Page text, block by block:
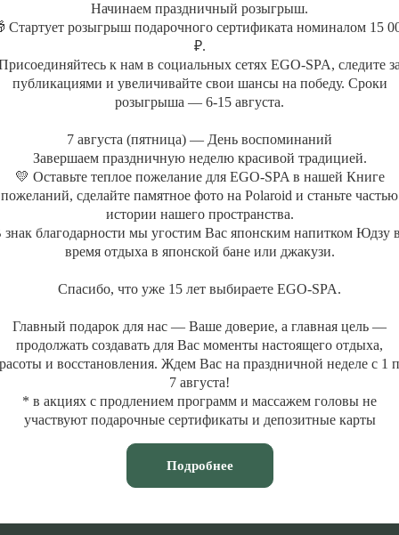
АКВАТЕРМАЛЬНАЯ ЗОНА
Джакузи
Японская баня
MENTAL
СПА-бутик
Депозитные
МАССАЖИ
Массажи
СПА-массажи
Фирменные массажи
Массажи лица
Абонементы массажа
Начинаем праздничный розыгрыш.
Стартует розыгрыш подарочного сертификата номиналом 15
₽.
к нам в социальных сетях EGO-SPA, следите за
публикациями и увеличивайте свои шансы на победу. Сроки
розыгрыша — 6-15 августа.
7 августа (пятница) — День воспоминаний
Завершаем праздничную неделю красивой традицией.
💛 Оставьте теплое пожелание для EGO-SPA в нашей Книге
пожеланий, сделайте памятное фото на Polaroid и станьте частью
истории нашего пространства.
знак благодарности мы угостим Вас японским напитком Юдзу
время отдыха в японской бане или джакузи.
Спасибо, что уже 15 лет выбираете EGO-SPA.
Главный подарок для нас — Ваше доверие, а главная цель —
продолжать создавать для Вас моменты настоящего отдыха,
и восстановления. Ждем Вас на праздничной неделе с 1
7 августа!
* в акциях с продлением программ и массажем головы не
участвуют подарочные сертификаты и депозитные карты
Подробнее